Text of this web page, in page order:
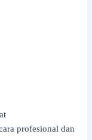
profesional dan